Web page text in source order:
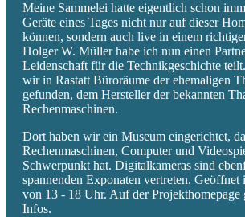
Meine Sammelei hatte eigentlich schon
Geräte eines Tages nicht nur auf dieser
können, sondern auch live in einem
Holger W. Müller habe ich nun einen
Leidenschaft für die Technikgeschichte
wir in Rastatt Büroräume der ehemaligen
gefunden, dem Hersteller der bekannten
Rechenmaschinen.
Dort haben wir ein Museum eingerichtet,
Rechenmaschinen, Computer und
Schwerpunkt hat. Digitalkameras sind
spannenden Exponaten vertreten. Geöffnet
von 13 - 18 Uhr. Auf der Projekthomepage
Infos.